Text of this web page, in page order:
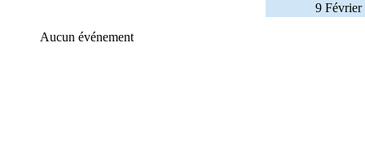
9 Février
Aucun événement